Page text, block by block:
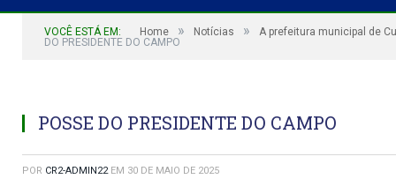
VOCÊ ESTÁ EM: Home » Notícias »
A prefeitura municipal de
DO PRESIDENTE DO CAMPO
POSSE DO PRESIDENTE DO CAMPO
POR CR2-ADMIN22 EM 30 DE MAIO DE 2025